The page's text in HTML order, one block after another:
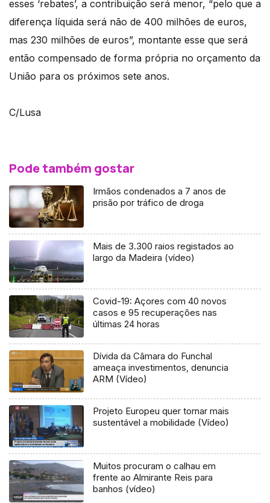
esses ‘rebates’, a contribuição será menor, “pelo que a
diferença líquida será não de 400 milhões de euros,
mas 230 milhões de euros”, montante esse que será
então compensado de forma própria no orçamento da
União para os próximos sete anos.
C/Lusa
Pode também gostar
Irmãos condenados a 7 anos de
prisão por tráfico de droga
Mais de 3.300 raios registados ao
largo da Madeira (vídeo)
Covid-19: Açores com 40 novos
casos e 95 recuperações nas
últimas 24 horas
Dívida da Câmara do Funchal
ameaça investimentos, denuncia
ARM (Vídeo)
Projeto Europeu quer tornar mais
sustentável a mobilidade (Vídeo)
Muitos procuram o calhau em
frente ao Almirante Reis para
banhos (vídeo)